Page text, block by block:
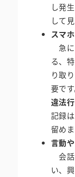
し発
して
スマ
急
る、
り取
要です
違法
記録
留めま
言動
会
い、